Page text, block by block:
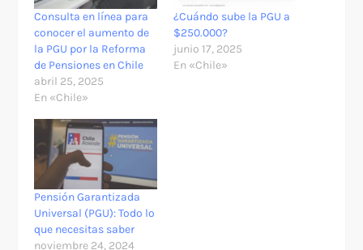
Consulta en línea para
conocer el aumento de
la PGU por la Reforma
de Pensiones en Chile
abril 25, 2025
En «Chile»
¿Cuándo sube la PGU a
$250.000?
junio 17, 2025
En «Chile»
Pensión Garantizada
Universal (PGU): Todo lo
que necesitas saber
noviembre 24, 2024